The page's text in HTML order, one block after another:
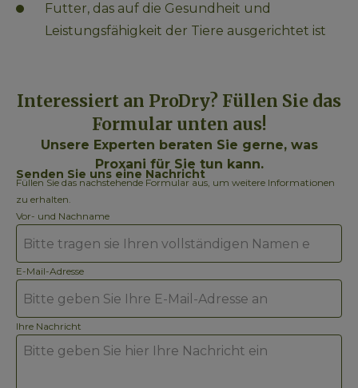
Futter, das auf die Gesundheit und
Leistungsfähigkeit der Tiere ausgerichtet ist
Interessiert an ProDry? Füllen Sie das
Formular unten aus!
Unsere Experten beraten Sie gerne, was
Proxani für Sie tun kann.
Senden Sie uns eine Nachricht
Füllen Sie das nachstehende Formular aus, um weitere Informationen
zu erhalten.
Vor- und Nachname
E-Mail-Adresse
Ihre Nachricht